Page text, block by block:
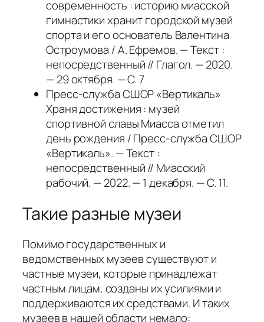
современность : историю миасской
гимнастики хранит городской музей
спорта и его основатель Валентина
Остроумова / А. Ефремов. — Текст :
непосредственный // Глагол. — 2020.
— 29 октября. — С. 7
Пресс-служба СШОР «Вертикаль»
Храня достижения : музей
спортивной славы Миасса отметил
день рождения / Пресс-служба СШОР
«Вертикаль». — Текст :
непосредственный // Миасский
рабочий. — 2022. — 1 декабря. — С. 11.
Такие разные музеи
Помимо государственных и
ведомственных музеев существуют и
частные музеи, которые принадлежат
частным лицам, созданы их усилиями и
поддерживаются их средствами. И таких
музеев в нашей области немало: